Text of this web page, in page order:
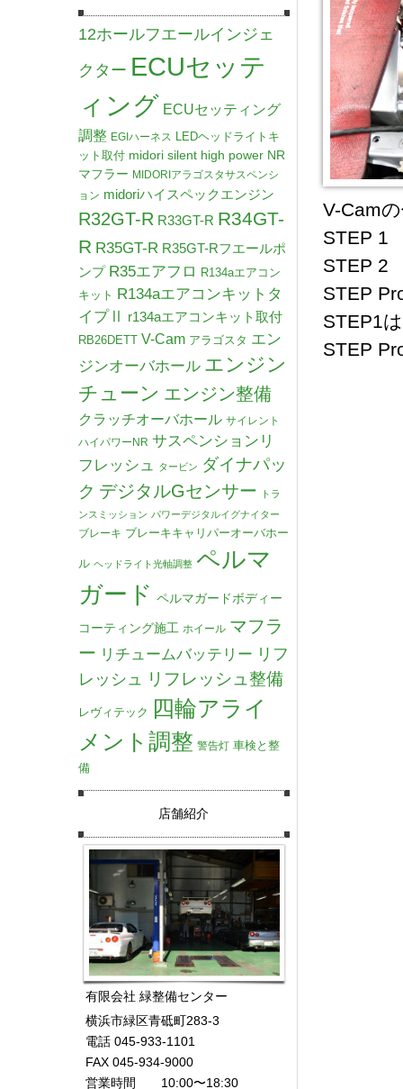
V-Cam
STEP
STEP
STEP
STEP1
STEP
12ホールフエールインジェ
クター ECUセッテ
ィング ECUセッティング
調整 EGIハーネス LEDヘッドライトキ
ット取付 midori silent high power NR
マフラー MIDORIアラゴスタサスペンシ
ョン midoriハイスペックエンジン
R32GT-R R33GT-R R34GT-
R R35GT-R R35GT-Rフエールポ
ンプ R35エアフロ R134aエアコン
キット R134aエアコンキットタ
イプⅡ
r134aエアコンキット取付
RB26DETT V-Cam アラゴスタ エン
ジンオーバホール エンジン
チューン エンジン整備
クラッチオーバホール サイレント
ハイパワーNR サスペンションリ
フレッシュ
タービン ダイナパッ
ク デジタルGセンサー
トラ
ンスミッション パワーデジタルイグナイター
ブレーキ ブレーキキャリパーオーバホー
ル ヘッドライト光軸調整 ペルマ
ガード ペルマガードボディー
コーティング施工 ホイール マフラ
ー リチュームバッテリー リフ
レッシュ
リフレッシュ整備
レヴィテック 四輪アライ
メント調整 警告灯 車検と整
備
店舗紹介
有限会社 緑整備センター
横浜市緑区青砥町283-3
電話 045-933-1101
FAX 045-934-9000
営業時間 10:00〜18:30